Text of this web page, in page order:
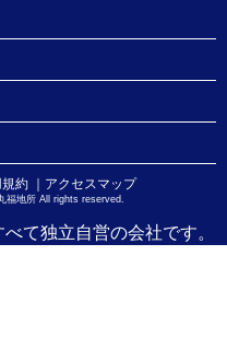
約 ｜アクセスマップ
福地所 All rights reserved.
て独立自営の会社です。